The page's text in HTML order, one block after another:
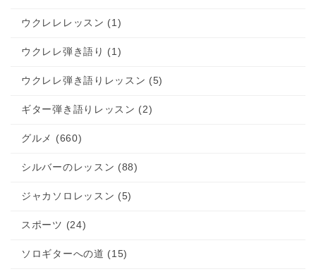
ウクレレレッスン (1)
ウクレレ弾き語り (1)
ウクレレ弾き語りレッスン (5)
ギター弾き語りレッスン (2)
グルメ (660)
シルバーのレッスン (88)
ジャカソロレッスン (5)
スポーツ (24)
ソロギターへの道 (15)